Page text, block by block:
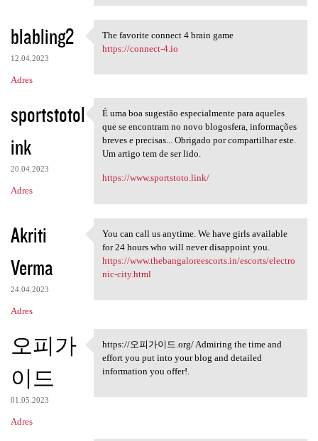
blabling2
12.04.2023
Adres
The favorite connect 4 brain
The favorite connect 4 brain game
https://connect-4.io
sportstotol
ink
20.04.2023
Adres
É uma boa sugestão
É uma boa sugestão especialmente para aqueles
que se encontram no novo blogosfera, informações
breves e precisas... Obrigado por compartilhar este.
Um artigo tem de ser lido.
https://www.sportstoto.link/
Akriti
Verma
24.04.2023
Adres
You can call us anytime. We
You can call us anytime. We have girls available
for 24 hours who will never disappoint you.
https://www.thebangaloreescorts.in/escorts/electro
nic-city.html
오피가
이드
01.05.2023
Adres
https://오피가이드.org/ Admiring
https://오피가이드.org/ Admiring the time and
effort you put into your blog and detailed
information you offer!.